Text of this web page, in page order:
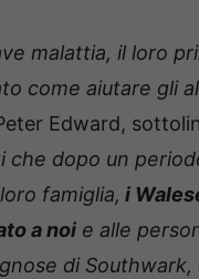
malattia, il loro
come aiutare gli
Edward,
che dopo un
famiglia, i
a noi e alle
di Southwark,